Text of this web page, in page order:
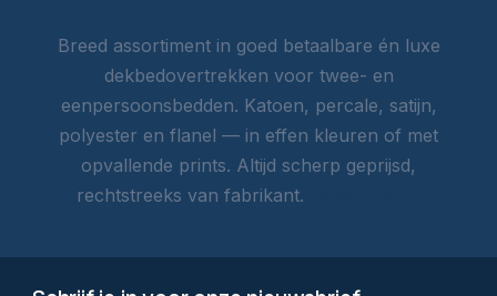
Breed assortiment in goed betaalbare én luxe
dekbedovertrekken voor twee- en
eenpersoonsbedden. Katoen, percale, satijn,
polyester en flanel — in effen kleuren of met
opvallende prints. Altijd scherp geprijsd,
rechtstreeks van fabrikant.